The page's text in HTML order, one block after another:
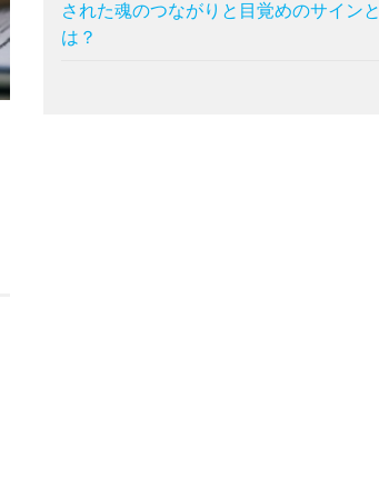
された魂のつながりと目覚めのサインと
は？